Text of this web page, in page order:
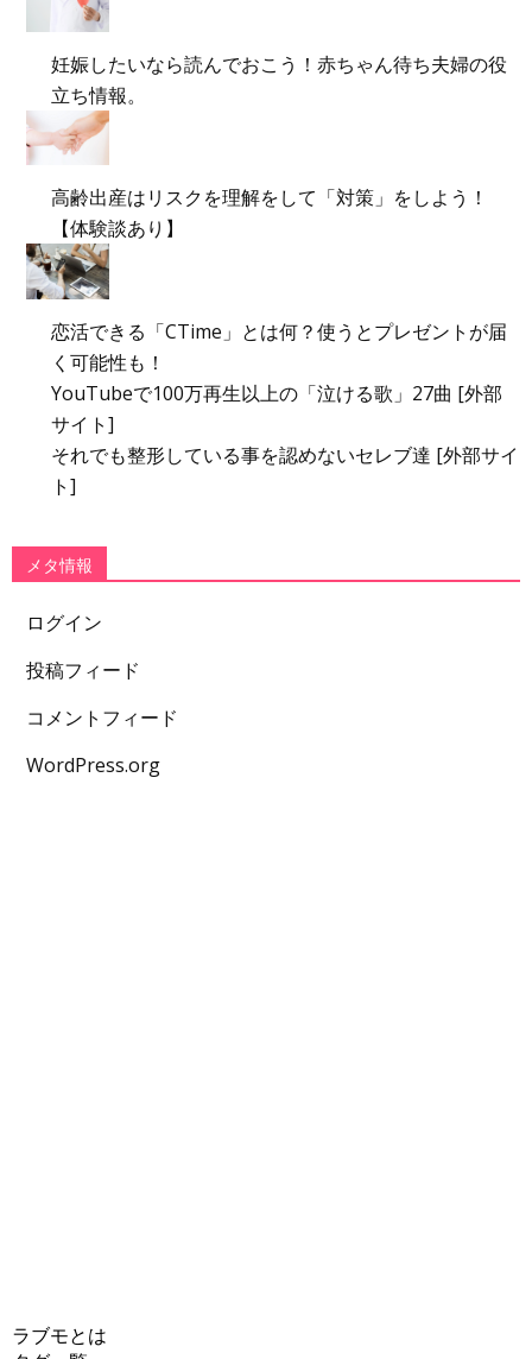
妊娠したいなら読んでおこう！赤ちゃん待ち夫婦の役
立ち情報。
高齢出産はリスクを理解をして「対策」をしよう！
【体験談あり】
恋活できる「CTime」とは何？使うとプレゼントが届
く可能性も！
YouTubeで100万再生以上の「泣ける歌」27曲 [外部
サイト]
それでも整形している事を認めないセレブ達 [外部サイ
ト]
メタ情報
ログイン
投稿フィード
コメントフィード
WordPress.org
ラブモとは